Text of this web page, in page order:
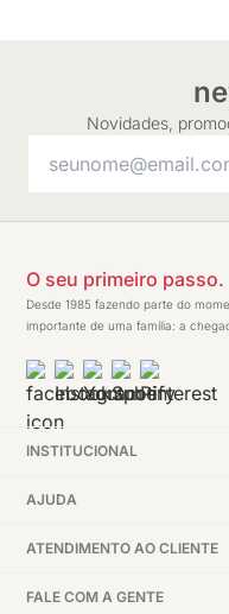
Novidades,
O seu primeiro passo.
Desde 1985 fazendo parte do
importante de uma família: a
INSTITUCIONAL
AJUDA
ATENDIMENTO AO CLIENTE
FALE COM A GENTE